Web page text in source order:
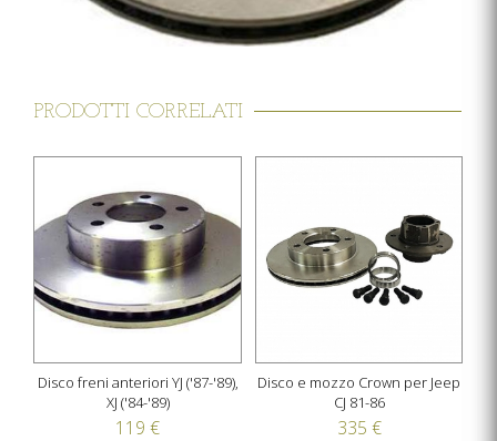
PRODOTTI CORRELATI
Disco freni anteriori YJ ('87-'89),
XJ ('84-'89)
119 €
Disco e mozzo Crown per Jeep
CJ 81-86
335 €